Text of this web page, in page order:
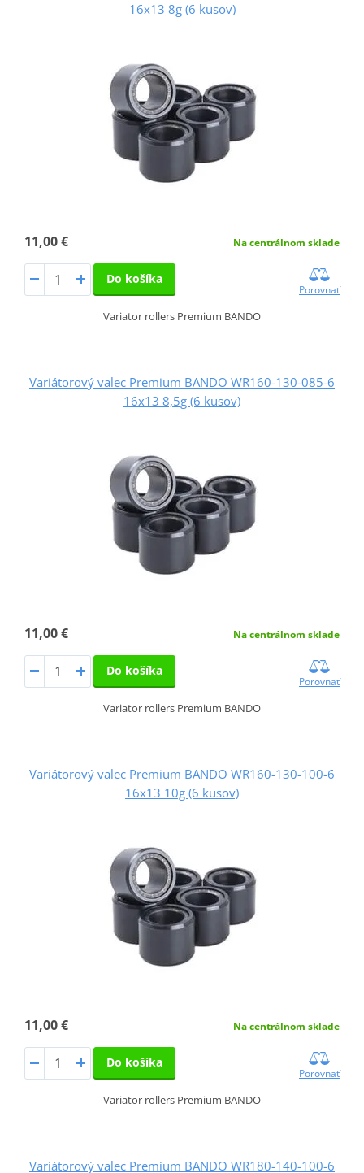
16x13 8g (6 kusov)
11,00 € Na centrálnom sklade
Do košíka
Porovnať
Variator rollers Premium BANDO
Variátorový valec Premium BANDO WR160-130-085-6
16x13 8,5g (6 kusov)
11,00 € Na centrálnom sklade
Do košíka
Porovnať
Variator rollers Premium BANDO
Variátorový valec Premium BANDO WR160-130-100-6
16x13 10g (6 kusov)
11,00 € Na centrálnom sklade
Do košíka
Porovnať
Variator rollers Premium BANDO
Variátorový valec Premium BANDO WR180-140-100-6